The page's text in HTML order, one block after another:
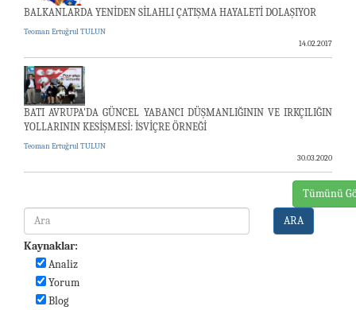
BALKANLARDA YENİDEN SİLAHLI ÇATIŞMA HAYALETİ DOLAŞIYOR
Teoman Ertuğrul TULUN
14.02.2017
BATI AVRUPA'DA GÜNCEL YABANCI DÜŞMANLIĞININ VE IRKÇILIĞIN
YOLLARININ KESİŞMESİ: İSVİÇRE ÖRNEĞİ
Teoman Ertuğrul TULUN
30.03.2020
Tümünü
ARA
Kaynaklar:
Analiz
Yorum
Blog